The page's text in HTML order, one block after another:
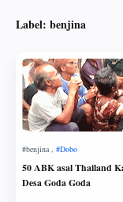
Label: benjina
50 ABK asal Thailand
Desa Goda Goda